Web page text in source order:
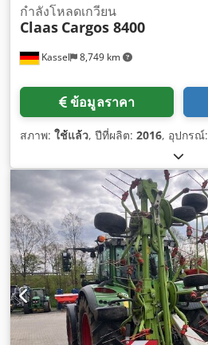
Kassel 8,749 km
กำลังโหลดเกวียน
Claas Cargos 8400
ข้อมูลราคา
สภาพ: ใช้แล้ว, ปีที่ผลิต: 2016, อุปกรณ์: